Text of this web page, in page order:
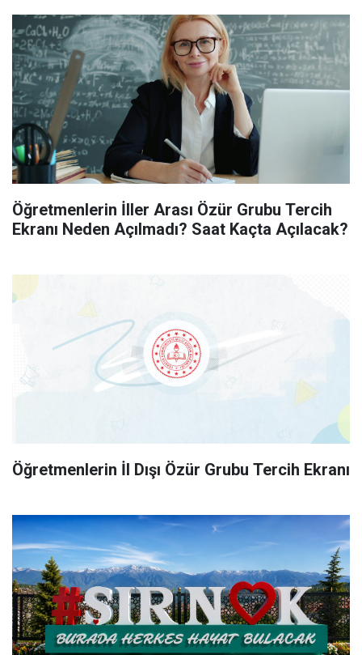
Öğretmenlerin İller Arası Özür Grubu Tercih
Ekranı Neden Açılmadı? Saat Kaçta Açılacak?
Öğretmenlerin İl Dışı Özür Grubu Tercih Ekranı